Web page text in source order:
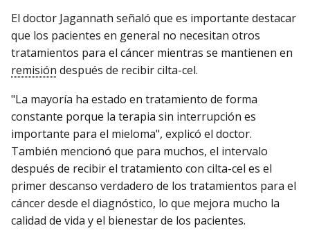
El doctor Jagannath señaló que es importante destacar
que los pacientes en general no necesitan otros
tratamientos para el cáncer mientras se mantienen en
remisión después de recibir cilta-cel.
"La mayoría ha estado en tratamiento de forma
constante porque la terapia sin interrupción es
importante para el mieloma", explicó el doctor.
También mencionó que para muchos, el intervalo
después de recibir el tratamiento con cilta-cel es el
primer descanso verdadero de los tratamientos para el
cáncer desde el diagnóstico, lo que mejora mucho la
calidad de vida y el bienestar de los pacientes.